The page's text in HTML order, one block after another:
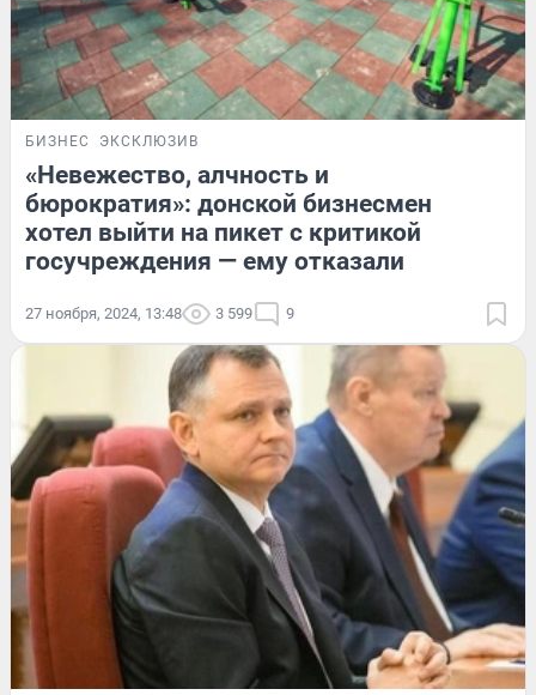
БИЗНЕС ЭКСКЛЮЗИВ
«Невежество, алчность и
бюрократия»: донской бизнесмен
хотел выйти на пикет с критикой
госучреждения — ему отказали
27 ноября, 2024, 13:48 3 599 9